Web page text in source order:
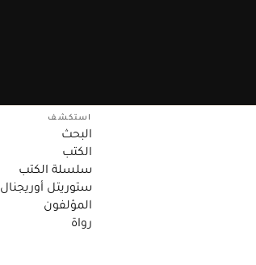
استكشف
البحث
الكتب
سلسلة الكتب
ستوريتل أوريجنال
المؤلفون
رواة